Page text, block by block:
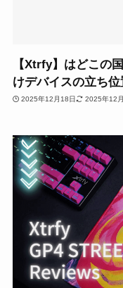
おす
使い
不具
【Xtrfy】はどこの
けデバイスの立ち
2025年12月18日 2025年12